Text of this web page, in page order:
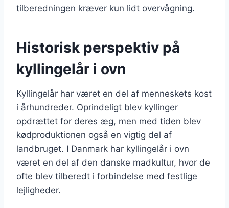
tilberedningen kræver kun lidt overvågning.
Historisk perspektiv på
kyllingelår i ovn
Kyllingelår har været en del af menneskets kost
i århundreder. Oprindeligt blev kyllinger
opdrættet for deres æg, men med tiden blev
kødproduktionen også en vigtig del af
landbruget. I Danmark har kyllingelår i ovn
været en del af den danske madkultur, hvor de
ofte blev tilberedt i forbindelse med festlige
lejligheder.